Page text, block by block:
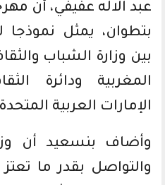
عبد الاله عفيفي، أن
بتطوان، يمثل نموذجا
بين وزارة الشباب
المغربية ودائرة
الإمارات العربية
وأضاف بنسعيد أن
والتواصل بقدر ما